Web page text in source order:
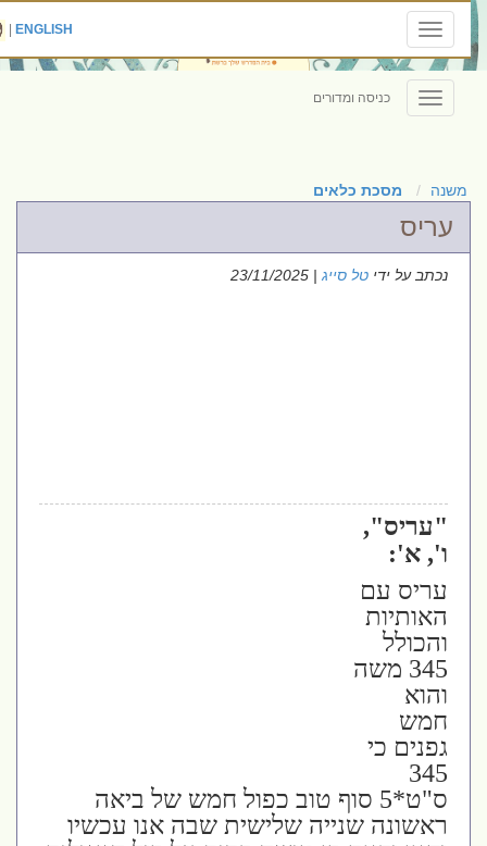
Toggle
navigation
ENGLISH
|
Toggle
navigation
כניסה ומדורים
משנה מסכת כלאים
עריס
נכתב על ידיטל סייג| 23/11/2025
"עריס",
ו', א':
עריס עם
האותיות
והכולל
345 משה
והוא
חמש
גפנים כי
345
ס"ט*5 סוף טוב כפול חמש של ביאה
ראשונה שנייה שלישית שבה אנו עכשיו